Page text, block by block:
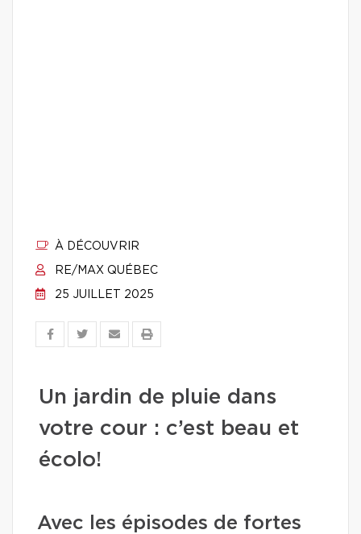
À DÉCOUVRIR
RE/MAX QUÉBEC
25 JUILLET 2025
Un jardin de pluie dans
votre cour : c’est beau et
écolo!
Avec les épisodes de fortes